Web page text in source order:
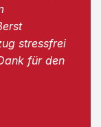
stressfrei
für den